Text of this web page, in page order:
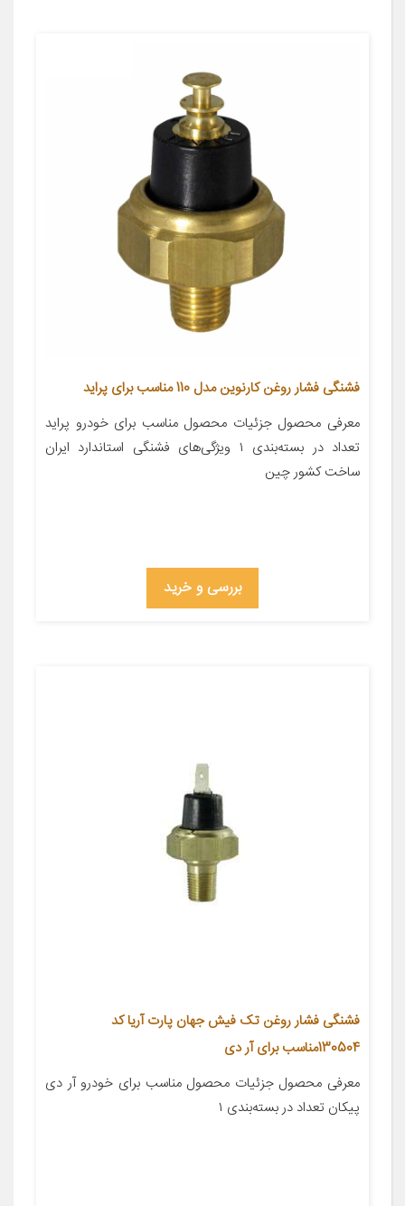
فشنگی فشار روغن کارنوین مدل 110 مناسب برای پراید
معرفی محصول جزئیات محصول مناسب برای خودرو پراید
تعداد در بسته‌بندی ۱ ویژگی‌های فشنگی استاندارد ایران
ساخت کشور چین
بررسی و خرید
فشنگی فشار روغن تک فیش جهان پارت آریا کد
130504مناسب برای آر دی
معرفی محصول جزئیات محصول مناسب برای خودرو آر دی
پیکان تعداد در بسته‌بندی ۱